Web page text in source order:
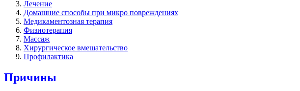
Лечение
Домашние способы при микро повреждениях
Медикаментозная терапия
Физиотерапия
Массаж
Хирургическое вмешательство
Профилактика
Причины